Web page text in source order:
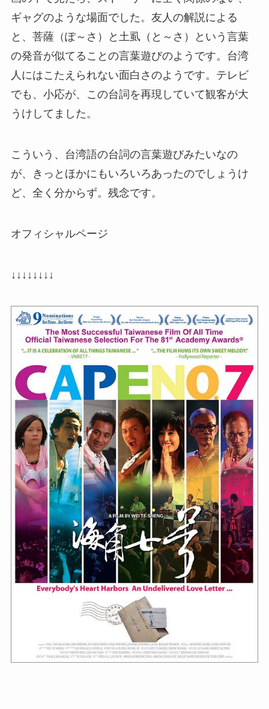
ギャグのような場面でした。友人の解説による
と、菩薩（ぽ～さ）と土虱（と～さ）という言葉
の発音が似てることの言葉遊びのようです。台湾
人にはこたえられない面白さのようです。テレビ
でも、小応が、この台詞を再現していて観客が大
うけしてました。
こういう、台湾語の台詞の言葉遊びみたいなの
が、きっとほかにもいろいろあったのでしょうけ
ど、全く分からず。残念です。
オフィシャルページ
↓↓↓↓↓↓↓↓